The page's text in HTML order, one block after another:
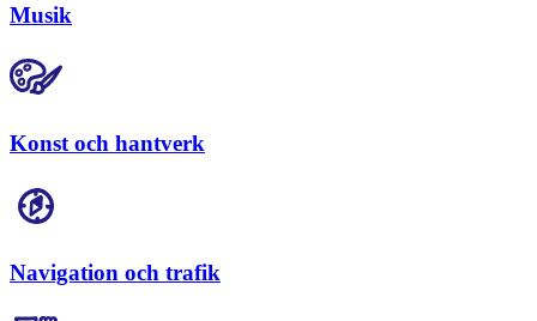
Musik
Konst och hantverk
Navigation och trafik